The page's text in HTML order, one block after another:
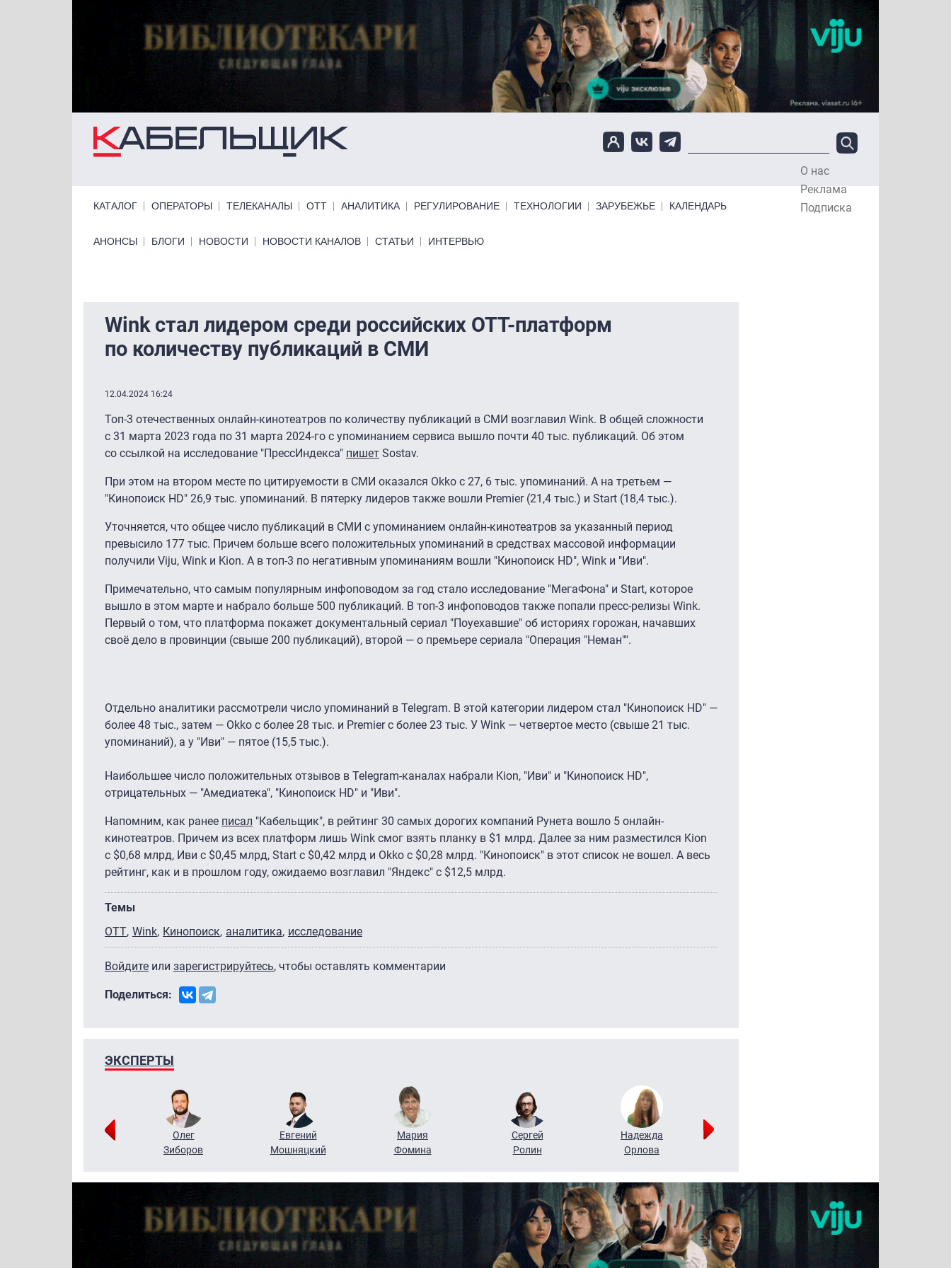
О нас
Реклама
Подписка
КАТАЛОГ ОПЕРАТОРЫ ТЕЛЕКАНАЛЫ ОТТ АНАЛИТИКА РЕГУЛИРОВАНИЕ ТЕХНОЛОГИИ ЗАРУБЕЖЬЕ КАЛЕНДАРЬ
Primary links bottom
АНОНСЫ БЛОГИ НОВОСТИ НОВОСТИ КАНАЛОВ СТАТЬИ ИНТЕРВЬЮ
Wink стал лидером среди российских ОТТ-платформ
по количеству публикаций в СМИ
12.04.2024 16:24
Топ-3 отечественных онлайн-кинотеатров по количеству публикаций в СМИ возглавил Wink. В общей сложности
с 31 марта 2023 года по 31 марта 2024-го с упоминанием сервиса вышло почти 40 тыс. публикаций. Об этом
со ссылкой на исследование "ПрессИндекса" пишет Sostav.
При этом на втором месте по цитируемости в СМИ оказался Okko с 27, 6 тыс. упоминаний. А на третьем —
"Кинопоиск HD" 26,9 тыс. упоминаний. В пятерку лидеров также вошли Premier (21,4 тыс.) и Start (18,4 тыс.).
Уточняется, что общее число публикаций в СМИ с упоминанием онлайн-кинотеатров за указанный период
превысило 177 тыс. Причем больше всего положительных упоминаний в средствах массовой информации
получили Viju, Wink и Kion. А в топ-3 по негативным упоминаниям вошли "Кинопоиск HD", Wink и "Иви".
Примечательно, что самым популярным инфоповодом за год стало исследование "МегаФона" и Start, которое
вышло в этом марте и набрало больше 500 публикаций. В топ-3 инфоповодов также попали пресс-релизы Wink.
Первый о том, что платформа покажет документальный сериал "Поуехавшие" об историях горожан, начавших
своё дело в провинции (свыше 200 публикаций), второй — о премьере сериала "Операция "Неман"".
Отдельно аналитики рассмотрели число упоминаний в Telegram. В этой категории лидером стал "Кинопоиск HD" —
более 48 тыс., затем — Okko с более 28 тыс. и Premier с более 23 тыс. У Wink — четвертое место (свыше 21 тыс.
упоминаний), а у "Иви" — пятое (15,5 тыс.).
Наибольшее число положительных отзывов в Telegram-каналах набрали Kion, "Иви" и "Кинопоиск HD",
отрицательных — "Амедиатека", "Кинопоиск HD" и "Иви".
Напомним, как ранее писал "Кабельщик", в рейтинг 30 самых дорогих компаний Рунета вошло 5 онлайн-
кинотеатров. Причем из всех платформ лишь Wink смог взять планку в $1 млрд. Далее за ним разместился Kion
с $0,68 млрд, Иви с $0,45 млрд, Start с $0,42 млрд и Okko с $0,28 млрд. "Кинопоиск" в этот список не вошел. А весь
рейтинг, как и в прошлом году, ожидаемо возглавил "Яндекс" с $12,5 млрд.
Темы
ОТТ Wink Кинопоиск аналитика исследование
Войдите или зарегистрируйтесь, чтобы оставлять комментарии
Поделиться:
ЭКСПЕРТЫ
Олег
Зиборов
Евгений
Мошняцкий
Мария
Фомина
Сергей
Ролин
Надежда
Орлова